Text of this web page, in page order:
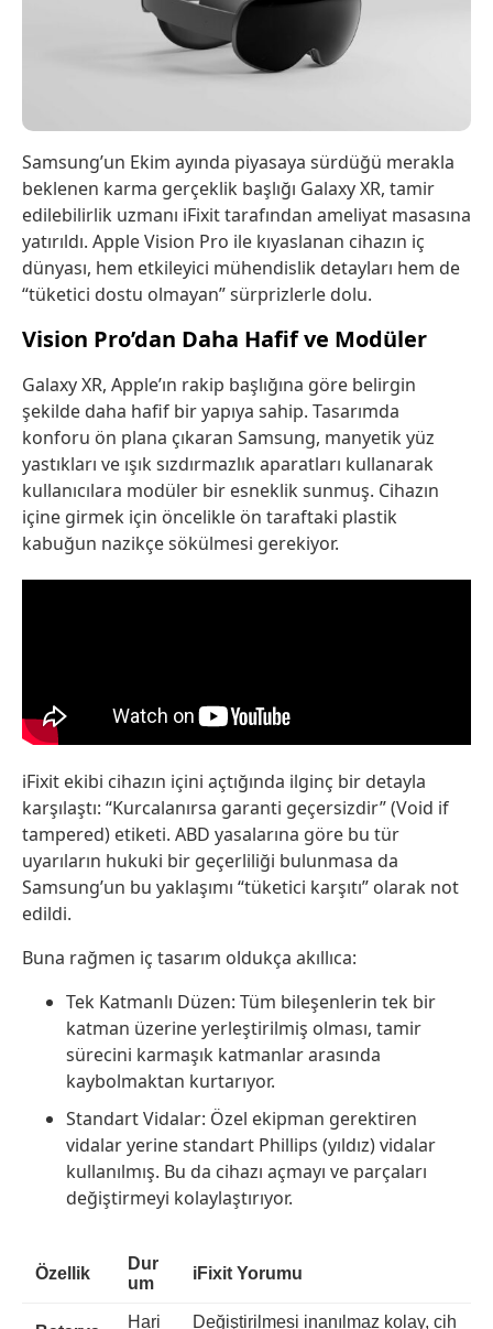
Samsung’un Ekim ayında piyasaya sürdüğü merakla
beklenen karma gerçeklik başlığı Galaxy XR, tamir
edilebilirlik uzmanı iFixit tarafından ameliyat masasına
yatırıldı. Apple Vision Pro ile kıyaslanan cihazın iç
dünyası, hem etkileyici mühendislik detayları hem de
“tüketici dostu olmayan” sürprizlerle dolu.
Vision Pro’dan Daha Hafif ve Modüler
Galaxy XR, Apple’ın rakip başlığına göre belirgin
şekilde daha hafif bir yapıya sahip. Tasarımda
konforu ön plana çıkaran Samsung, manyetik yüz
yastıkları ve ışık sızdırmazlık aparatları kullanarak
kullanıcılara modüler bir esneklik sunmuş. Cihazın
içine girmek için öncelikle ön taraftaki plastik
kabuğun nazikçe sökülmesi gerekiyor.
iFixit ekibi cihazın içini açtığında ilginç bir detayla
karşılaştı: “Kurcalanırsa garanti geçersizdir” (Void if
tampered) etiketi. ABD yasalarına göre bu tür
uyarıların hukuki bir geçerliliği bulunmasa da
Samsung’un bu yaklaşımı “tüketici karşıtı” olarak not
edildi.
Buna rağmen iç tasarım oldukça akıllıca:
Tek Katmanlı Düzen: Tüm bileşenlerin tek bir
katman üzerine yerleştirilmiş olması, tamir
sürecini karmaşık katmanlar arasında
kaybolmaktan kurtarıyor.
Standart Vidalar: Özel ekipman gerektiren
vidalar yerine standart Phillips (yıldız) vidalar
kullanılmış. Bu da cihazı açmayı ve parçaları
değiştirmeyi kolaylaştırıyor.
Özellik
Dur
um
iFixit Yorumu
Hari Değiştirilmesi inanılmaz kolay, cih